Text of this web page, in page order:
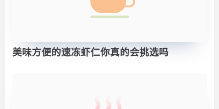
美味方便的速冻虾仁你真的会挑选吗